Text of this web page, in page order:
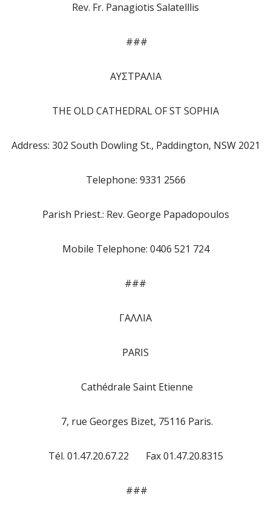
Rev. Fr. Panagiotis Salatelllis
###
ΑΥΣΤΡΑΛΙΑ
THE OLD CATHEDRAL OF ST SOPHIA
Address: 302 South Dowling St., Paddington, NSW 2021
Telephone: 9331 2566
Parish Priest.: Rev. George Papadopoulos
Mobile Telephone: 0406 521 724
###
ΓΑΛΛΙΑ
PARIS
Cathédrale Saint Etienne
7, rue Georges Bizet, 75116 Paris.
Tél. 01.47.20.67.22 Fax 01.47.20.8315
###